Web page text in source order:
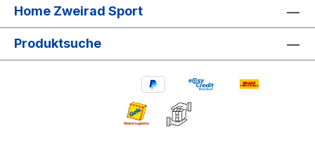
Home Zweirad Sport
Produktsuche